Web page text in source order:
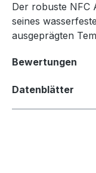
Der robuste NFC
seines
ausgeprägten
Bewertungen
Datenblätter